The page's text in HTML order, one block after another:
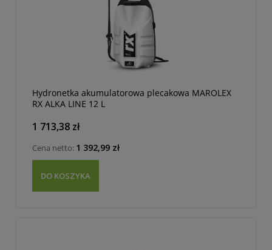
Hydronetka akumulatorowa plecakowa MAROLEX
RX ALKA LINE 12 L
1 713,38 zł
Cena netto: 1 392,99 zł
DO KOSZYKA